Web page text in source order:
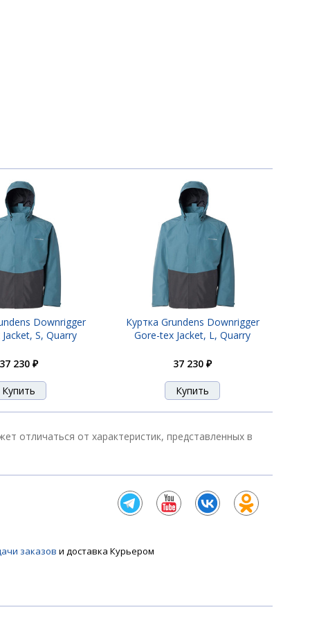
Downrigger
S, Quarry
37 230 ₽
Куртка Grundens Downrigger
Gore-tex Jacket, L, Quarry
37 230 ₽
отличаться от характеристик, представленных в
заказов и доставка Курьером